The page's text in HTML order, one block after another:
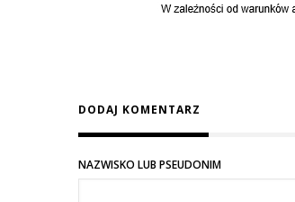
DODAJ KOMENTARZ
NAZWISKO LUB PSEUDONIM